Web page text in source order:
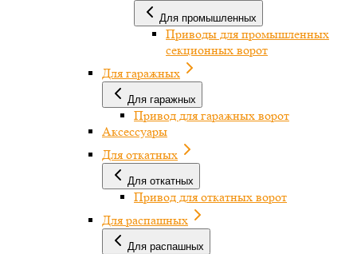
Для промышленных
Приводы для промышленных
секционных ворот
Для гаражных
Для гаражных
Привод для гаражных ворот
Аксессуары
Для откатных
Для откатных
Привод для откатных ворот
Для распашных
Для распашных